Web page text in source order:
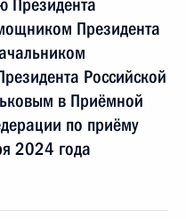
Президента
Президента
Российской
в Приёмной
по приёму
2024 года